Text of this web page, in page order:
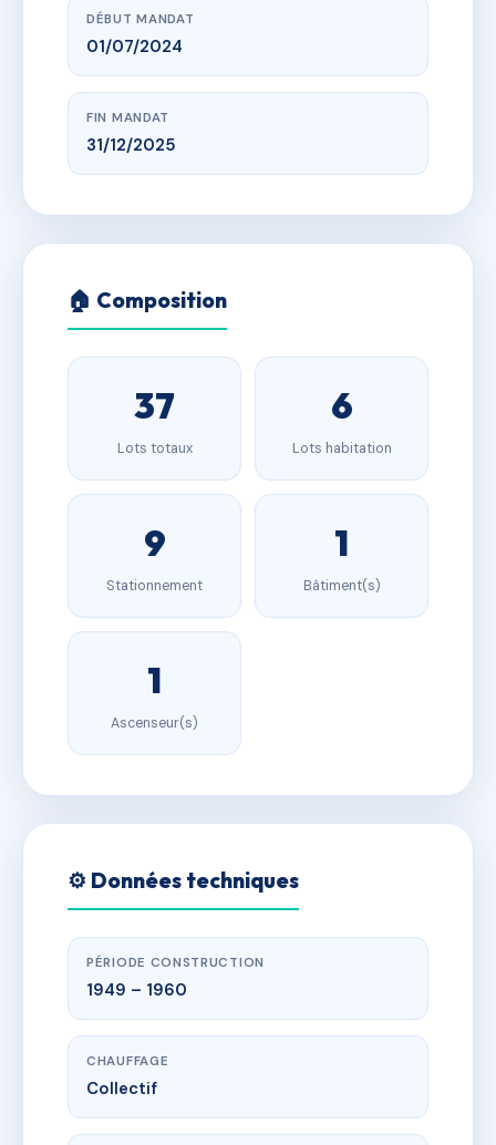
DÉBUT MANDAT
01/07/2024
FIN MANDAT
31/12/2025
🏠 Composition
37
Lots totaux
6
Lots habitation
9
Stationnement
1
Bâtiment(s)
1
Ascenseur(s)
⚙️ Données techniques
PÉRIODE CONSTRUCTION
1949 – 1960
CHAUFFAGE
Collectif